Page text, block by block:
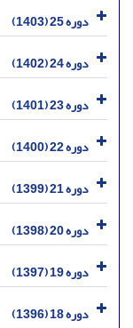
دوره 25 (1403)
دوره 24 (1402)
دوره 23 (1401)
دوره 22 (1400)
دوره 21 (1399)
دوره 20 (1398)
دوره 19 (1397)
دوره 18 (1396)